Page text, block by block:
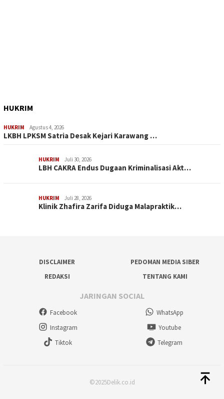
HUKRIM
HUKRIM Agustus 4, 2026
LKBH LPKSM Satria Desak Kejari Karawang …
HUKRIM Juli 30, 2026
LBH CAKRA Endus Dugaan Kriminalisasi Akt…
HUKRIM Juli 28, 2026
Klinik Zhafira Zarifa Diduga Malapraktik…
DISCLAIMER
PEDOMAN MEDIA SIBER
REDAKSI
TENTANG KAMI
JARINGAN SOCIAL
Facebook
WhatsApp
Instagram
Youtube
Tiktok
Telegram
©2025Delik.co.id